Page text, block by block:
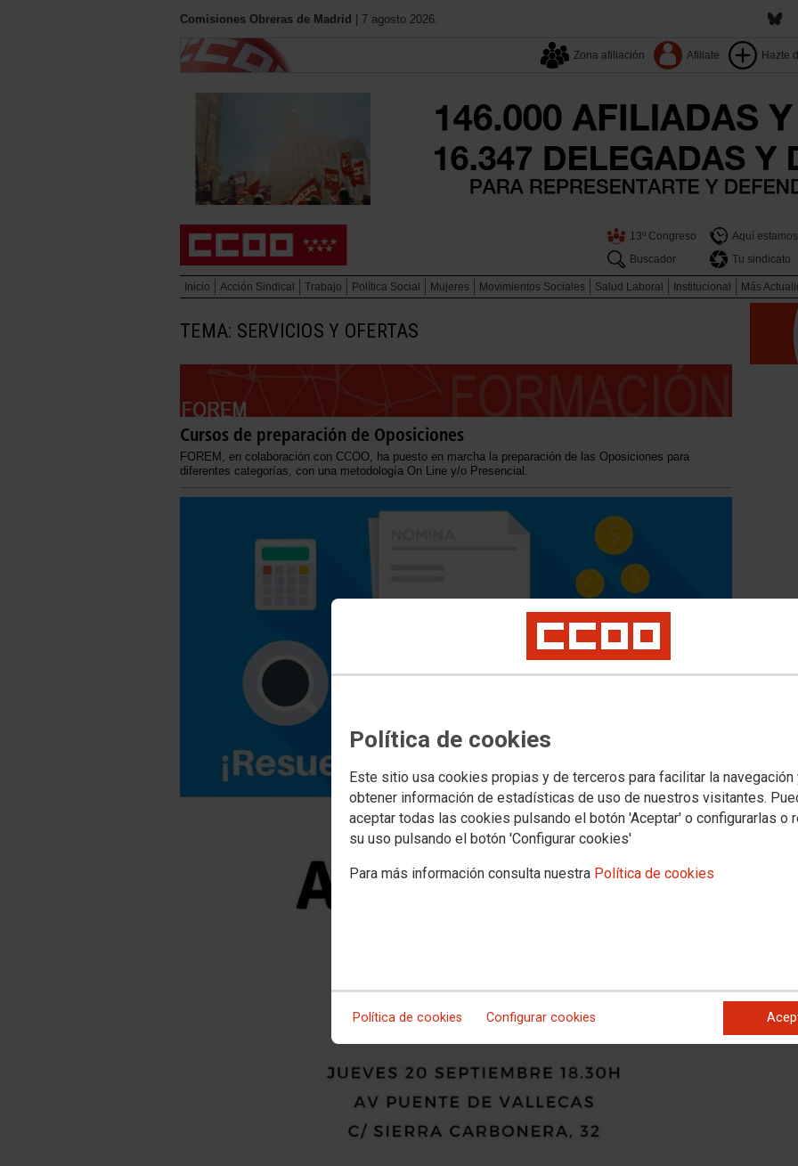
Política de cookies
Este sitio usa cookies propias y de terceros para facilitar la navegación
obtener información de estadísticas de uso de nuestros visitantes.
aceptar todas las cookies pulsando el botón 'Aceptar' o configurarlas o
su uso pulsando el botón 'Configurar cookies'
Para más información consulta nuestra Política de cookies
Política de cookies Configurar cookies
Comisiones Obreras de Madrid | 7 agosto 2026.
Zona afiliación Afiliate Hazte
13º Congreso Aquí estamos
Buscador
Tu sindicato
Inicio Acción Sindical Trabajo Política Social Mujeres Movimientos Sociales Salud Laboral Institucional Más
TEMA: SERVICIOS Y OFERTAS
Cursos de preparación de Oposiciones
FOREM, en colaboración con CCOO, ha puesto en marcha la preparación de las Oposiciones para
diferentes categorías, con una metodología On Line y/o Presencial.